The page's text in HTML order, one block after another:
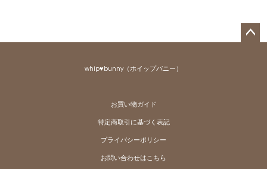
whip♥bunny（ホイップバニー）
お買い物ガイド
特定商取引に基づく表記
プライバシーポリシー
お問い合わせはこちら